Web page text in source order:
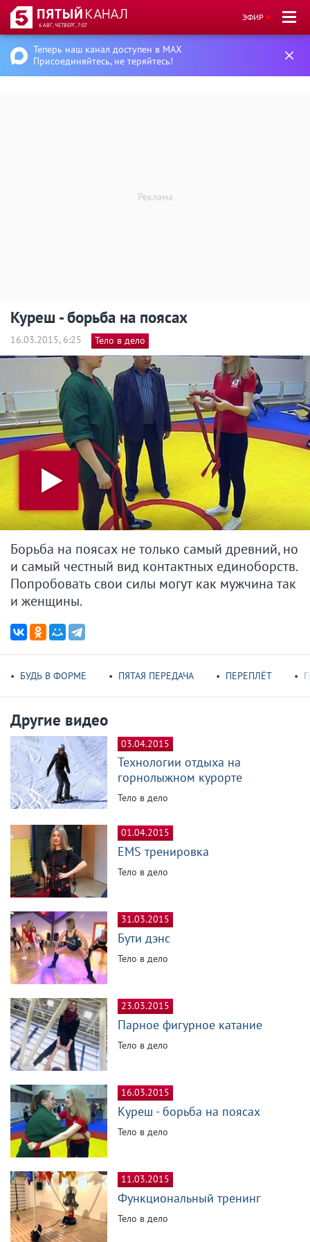
6 АВГ, ЧЕТВЕРГ, 7:07
ЭФИР
Теперь наш канал доступен в MAX
Присоединяйтесь, не теряйтесь!
Куреш - борьба на поясах
16.03.2015, 6:25 Тело в дело
Борьба на поясах не только самый древний, но
и самый честный вид контактных единоборств.
Попробовать свои силы могут как мужчина так
и женщины.
БУДЬ В ФОРМЕ ПЯТАЯ ПЕРЕДАЧА ПЕРЕПЛЁТ
Другие видео
03.04.2015
Технологии отдыха на
горнолыжном курорте
Тело в дело
01.04.2015
EMS тренировка
Тело в дело
31.03.2015
Бути дэнс
Тело в дело
23.03.2015
Парное фигурное катание
Тело в дело
16.03.2015
Куреш - борьба на поясах
Тело в дело
11.03.2015
Функциональный тренинг
Тело в дело